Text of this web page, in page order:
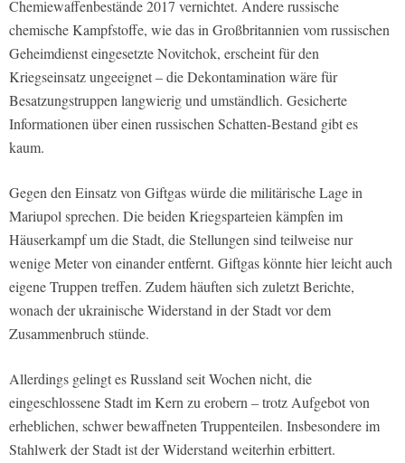
Chemiewaffenbestände 2017 vernichtet. Andere russische
chemische Kampfstoffe, wie das in Großbritannien vom russischen
Geheimdienst eingesetzte Novitchok, erscheint für den
Kriegseinsatz ungeeignet – die Dekontamination wäre für
Besatzungstruppen langwierig und umständlich. Gesicherte
Informationen über einen russischen Schatten-Bestand gibt es
kaum.
Gegen den Einsatz von Giftgas würde die militärische Lage in
Mariupol sprechen. Die beiden Kriegsparteien kämpfen im
Häuserkampf um die Stadt, die Stellungen sind teilweise nur
wenige Meter von einander entfernt. Giftgas könnte hier leicht auch
eigene Truppen treffen. Zudem häuften sich zuletzt Berichte,
wonach der ukrainische Widerstand in der Stadt vor dem
Zusammenbruch stünde.
Allerdings gelingt es Russland seit Wochen nicht, die
eingeschlossene Stadt im Kern zu erobern – trotz Aufgebot von
erheblichen, schwer bewaffneten Truppenteilen. Insbesondere im
Stahlwerk der Stadt ist der Widerstand weiterhin erbittert.